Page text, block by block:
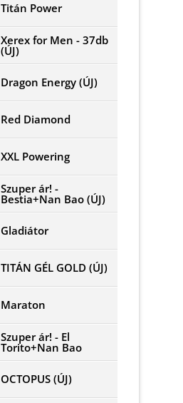
Titán Power
Xerex for Men - 37db
(ÚJ)
Dragon Energy (ÚJ)
Red Diamond
XXL Powering
Szuper ár! -
Bestia+Nan Bao (ÚJ)
Gladiátor
TITÁN GÉL GOLD (ÚJ)
Maraton
Szuper ár! - El
Torito+Nan Bao
OCTOPUS (ÚJ)